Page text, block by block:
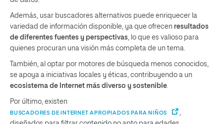
Además, usar buscadores alternativos puede enriquecer la
variedad de información disponible, ya que ofrecen resultados
de diferentes fuentes y perspectivas, lo que es valioso para
quienes procuran una visión más completa de un tema.
También, al optar por motores de búsqueda menos conocidos,
se apoya a iniciativas locales y éticas, contribuyendo a un
ecosistema de Internet más diverso y sostenible.
Por último, existen
BUSCADORES DE INTERNET APROPIADOS PARA NIÑOS
,